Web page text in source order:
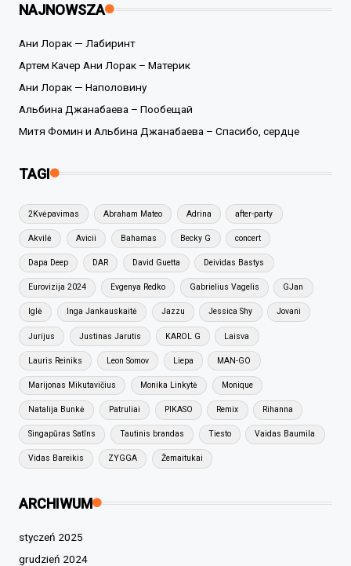
NAJNOWSZA
Ани Лорак — Лабиринт
Артем Качер Ани Лорак – Материк
Ани Лорак — Наполовину
Альбина Джанабаева – Пообещай
Митя Фомин и Альбина Джанабаева – Спасибо, сердце
TAGI
2Kvėpavimas Abraham Mateo Adrina after-party
Akvilė Avicii Bahamas Becky G concert
Dapa Deep DAR David Guetta Deividas Bastys
Eurovizija 2024 Evgenya Redko Gabrielius Vagelis GJan
Iglė Inga Jankauskaitė Jazzu Jessica Shy Jovani
Jurijus Justinas Jarutis KAROL G Laisva
Lauris Reiniks Leon Somov Liepa MAN-GO
Marijonas Mikutavičius Monika Linkytė Monique
Natalija Bunkė Patruliai PIKASO Remix Rihanna
Singapūras Satīns Tautinis brandas Tiesto Vaidas Baumila
Vidas Bareikis ZYGGA Žemaitukai
ARCHIWUM
styczeń 2025
grudzień 2024